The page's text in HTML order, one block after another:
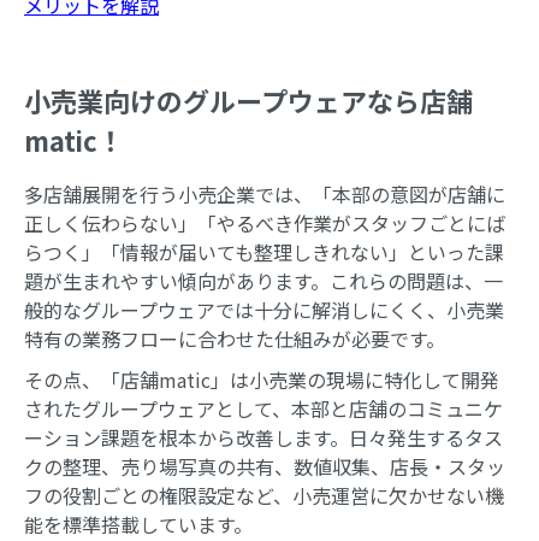
小売業向けのグループウェアなら店舗
matic！
多店舗展開を行う小売企業では、「本部の意図が店舗に
正しく伝わらない」「やるべき作業がスタッフごとにば
らつく」「情報が届いても整理しきれない」といった課
題が生まれやすい傾向があります。これらの問題は、一
般的なグループウェアでは十分に解消しにくく、小売業
特有の業務フローに合わせた仕組みが必要です。
その点、「店舗matic」は小売業の現場に特化して開発
されたグループウェアとして、本部と店舗のコミュニケ
ーション課題を根本から改善します。日々発生するタス
クの整理、売り場写真の共有、数値収集、店長・スタッ
フの役割ごとの権限設定など、小売運営に欠かせない機
能を標準搭載しています。